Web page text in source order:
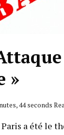
»
44 seconds
a été le